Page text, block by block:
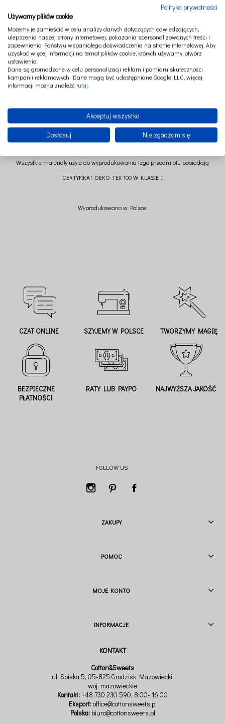
OPIS PRODUKTY POWIĄZANE
Gumka do włosów to świetny dodatek do wielu stylizacji. Delikatna dla włosów.
Skład: 95% bawełna 5% elastan
Wszystkie materiały użyte do wyprodukowania tego przedmiotu posiadają
CERTYFIKAT OEKO-TEX 100 W KLASIE I
Wyprodukowano w Polsce.
CZAT ONLINE SZYJEMY W POLSCE TWORZYMY MAGIĘ
BEZPIECZNE
PŁATNOŚCI
RATY LUB PAYPO NAJWYŻSZA JAKOŚĆ
FOLLOW US
ZAKUPY
POMOC
MOJE KONTO
INFORMACJE
Cotton&Sweets
ul. Spiska 5, 05-825 Grodzisk Mazowiecki,
woj. mazowieckie
Kontakt:+48 730 230 590, 8:00- 16:00
Eksport:office@cottonsweets.pl
Polska: biuro@cottonsweets.pl
Polityka prywatności
Używamy plików cookie
Możemy je zamieścić w celu analizy danych dotyczących odwiedzających,
ulepszenia naszej strony internetowej, pokazania spersonalizowanych treści i
zapewnienia Państwu wspaniałego doświadczenia na stronie internetowej. Aby
uzyskać więcej informacji na temat plików cookie, których używamy, otwórz
ustawienia.
Dane są gromadzone w celu personalizacji reklam i pomiaru skuteczności
kampanii reklamowych. Dane mogą być udostępniane Google LLC, więcej
informacji można znaleźć tutaj.
Akceptuj wszystko
Dostosuj Nie zgadzam się